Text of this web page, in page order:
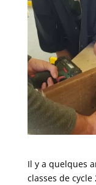
Il y a quelques
classes de